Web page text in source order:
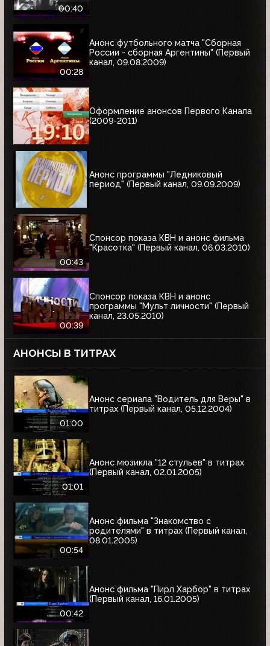
00:40
00:28
Анонс футбольного матча "Сборная
России - сборная Аргентины" (Первый
канал, 09.08.2009)
Оформление анонсов Первого Канала
(2009-2011)
Анонс программы "Ледниковый
период" (Первый канал, 09.09.2009)
00:43
Спонсор показа КВН и анонс фильма
"Красотка" (Первый канал, 06.03.2010)
00:39
Спонсор показа КВН и анонс
программы "Мульт личности" (Первый
канал, 23.05.2010)
АНОНСЫ В ТИТРАХ
01:00
Анонс сериала "Водитель для Веры" в
титрах (Первый канал, 05.12.2004)
01:01
Анонс мюзикла "12 стульев" в титрах
(Первый канал, 02.01.2005)
00:54
Анонс фильма "Знакомство с
родителями" в титрах (Первый канал,
08.01.2005)
00:42
Анонс фильма "Пирл Харбор" в титрах
(Первый канал, 16.01.2005)